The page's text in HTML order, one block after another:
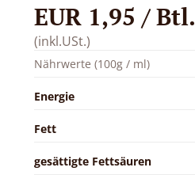
EUR 1,95 / Btl.
(inkl.USt.)
Nährwerte (100g / ml)
Energie
Fett
gesättigte Fettsäuren